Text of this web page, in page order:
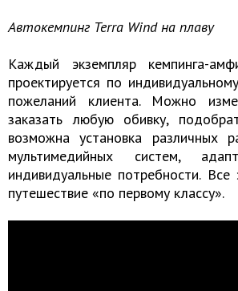
Автокемпинг Terra Wind на плаву
Каждый экземпляр кемпинга-
проектируется по
пожеланий клиента. Можно
заказать любую обивку,
возможна установка различных
мультимедийных систем,
индивидуальные потребности. Все
путешествие «по первому классу».